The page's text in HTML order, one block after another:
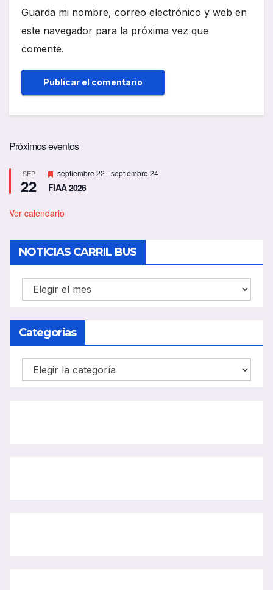
Guarda mi nombre, correo electrónico y web en
este navegador para la próxima vez que
comente.
Próximos eventos
SEP
22
D
e
s
a
d
o
septiembre 22 -septiembre 24
FIAA 2026
Ver calendario
NOTICIAS CARRIL BUS
NOTICIAS
CARRIL
BUS
Categorías
Categorías